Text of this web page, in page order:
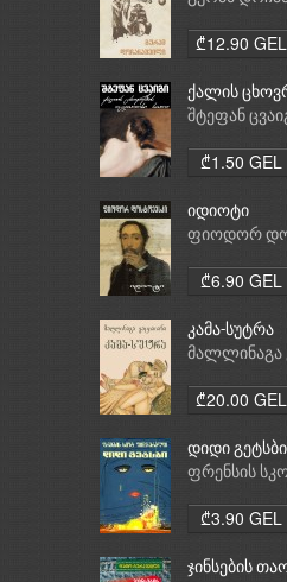
₾12.90 GEL
ქალის
საათი
შტეფან
₾1.50 GEL
იდიოტი
ფიოდორ
₾6.90 GEL
კამა-სუტრა
მალლინაგა
₾20.00 GEL
დიდი გეტსბი
ფრენსის
₾3.90 GEL
ჯინსების